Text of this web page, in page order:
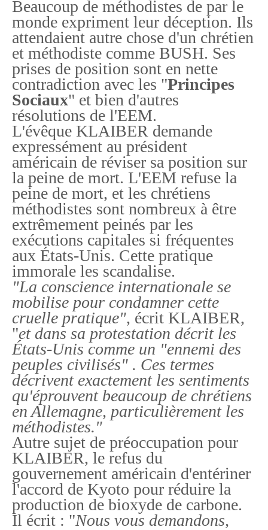
Beaucoup de méthodistes de par le
monde expriment leur déception. Ils
attendaient autre chose d'un chrétien
et méthodiste comme BUSH. Ses
prises de position sont en nette
contradiction avec les "Principes
Sociaux" et bien d'autres
résolutions de l'EEM.
L'évêque KLAIBER demande
expressément au président
américain de réviser sa position sur
la peine de mort. L'EEM refuse la
peine de mort, et les chrétiens
méthodistes sont nombreux à être
extrêmement peinés par les
exécutions capitales si fréquentes
aux États-Unis. Cette pratique
immorale les scandalise.
"La conscience internationale se
mobilise pour condamner cette
cruelle pratique", écrit KLAIBER,
"et dans sa protestation décrit les
États-Unis comme un "ennemi des
peuples civilisés" . Ces termes
décrivent exactement les sentiments
qu'éprouvent beaucoup de chrétiens
en Allemagne, particulièrement les
méthodistes."
Autre sujet de préoccupation pour
KLAIBER, le refus du
gouvernement américain d'entériner
l'accord de Kyoto pour réduire la
production de bioxyde de carbone.
Il écrit : "Nous vous demandons,